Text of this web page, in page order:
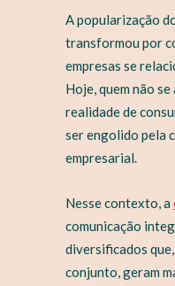
A popularização
transformou por
empresas se
Hoje, quem não
realidade de
ser engolido pela
empresarial.
Nesse contexto, a
comunicação
diversificados
conjunto, geram